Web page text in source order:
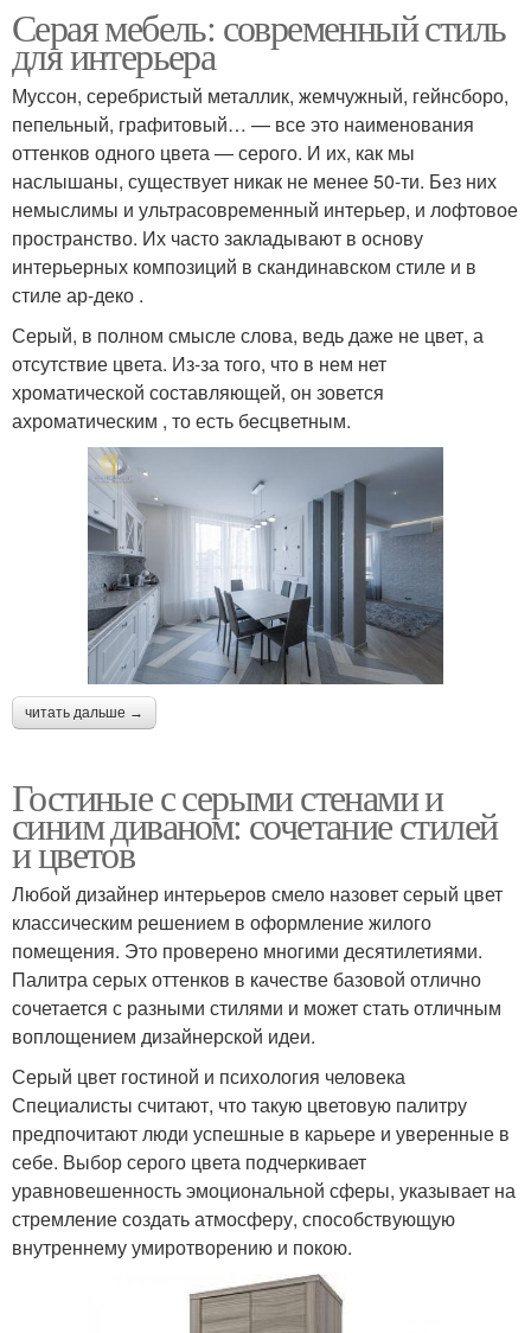
Серая мебель: современный стиль
для интерьера
Муссон, серебристый металлик, жемчужный, гейнсборо,
пепельный, графитовый… — все это наименования
оттенков одного цвета — серого. И их, как мы
наслышаны, существует никак не менее 50-ти. Без них
немыслимы и ультрасовременный интерьер, и лофтовое
пространство. Их часто закладывают в основу
интерьерных композиций в скандинавском стиле и в
стиле ар-деко .
Серый, в полном смысле слова, ведь даже не цвет, а
отсутствие цвета. Из-за того, что в нем нет
хроматической составляющей, он зовется
ахроматическим , то есть бесцветным.
читать дальше →
Гостиные с серыми стенами и
синим диваном: сочетание стилей
и цветов
Любой дизайнер интерьеров смело назовет серый цвет
классическим решением в оформление жилого
помещения. Это проверено многими десятилетиями.
Палитра серых оттенков в качестве базовой отлично
сочетается с разными стилями и может стать отличным
воплощением дизайнерской идеи.
Серый цвет гостиной и психология человека
Специалисты считают, что такую цветовую палитру
предпочитают люди успешные в карьере и уверенные в
себе. Выбор серого цвета подчеркивает
уравновешенность эмоциональной сферы, указывает на
стремление создать атмосферу, способствующую
внутреннему умиротворению и покою.